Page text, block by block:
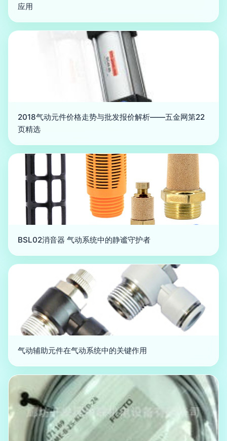
应用
2018气动元件价格走势与批发报价解析——五金网第22
页精选
BSL02消音器 气动系统中的静谧守护者
气动辅助元件在气动系统中的关键作用